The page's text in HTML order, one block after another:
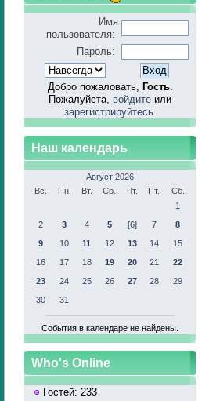
Имя
пользователя:
Пароль:
Добро пожаловать, Гость.
Пожалуйста, войдите или
зарегистрируйтесь.
Наш календарь
Август 2026
Вс.
Пн. Вт. Ср. Чт. Пт.
Сб.
1
2
3 4 5 [6] 7
8
9
10 11 12 13 14
15
16
17 18 19 20 21
22
23
24 25 26 27 28
29
30
31
События в календаре не найдены.
Who's Online
Гостей: 233